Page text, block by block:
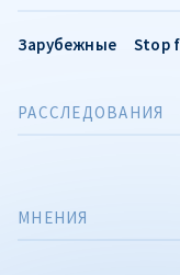
Зарубежные Stop
РАССЛЕДОВАНИЯ
МНЕНИЯ